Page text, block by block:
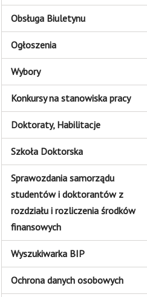
Obsługa Biuletynu
Ogłoszenia
Wybory
Konkursy na stanowiska pracy
Doktoraty, Habilitacje
Szkoła Doktorska
Sprawozdania samorządu
studentów i doktorantów z
rozdziału i rozliczenia środków
finansowych
Wyszukiwarka BIP
Ochrona danych osobowych